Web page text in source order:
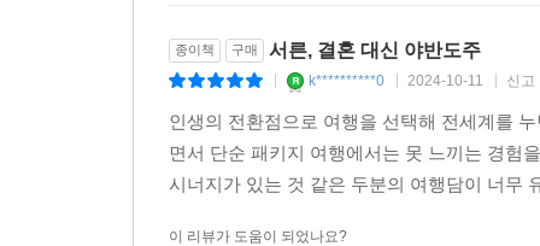
종이책 구매 서른, 결혼 대신 야반도주
k**********0 2024-10-11 신고
인생의 전환점으로 여행을 선택해 전세계를
면서 단순 패키지 여행에서는 못 느끼는 경험
시너지가 있는 것 같은 두분의 여행담이 너무
이 리뷰가 도움이 되었나요?